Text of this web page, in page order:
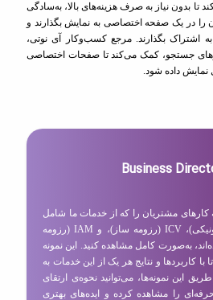
بدون نیاز به صرف هزینه‌های بالا، به‌سادگی
را در یک صفحه اختصاصی به نمایش بگذارند و
اشتراک بگذارند. مرجع کسب‌وکار آی نوتی،
جستجو، کمک می‌کند تا صفحات اختصاصی
نمایش داده شود.
کارهای مشتریان را که از خدمات ما شامل
EBC (کارت ویزیت الکترونیکی)، ICV (رزومه ساز)، و IAM (رزومه
به‌صورت کامل مشاهده کنید. این نمونه
کاربردها و نتایج هر یک از این خدمات به
این نمونه‌ها، می‌توانید نحوه‌ی ارتقای
را مشاهده کرده و ایده‌های بهتری